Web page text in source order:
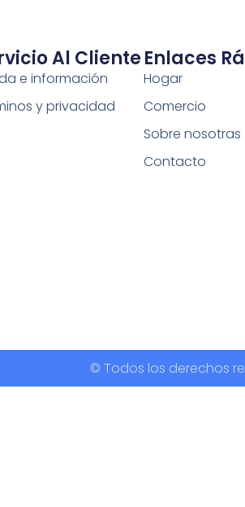
Al Cliente
e información
y privacidad
Enlaces
Hogar
Comercio
Sobre nosotras
Contacto
© Todos los derechos